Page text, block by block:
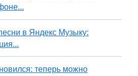
в Яндекс Музыку:
теперь можно